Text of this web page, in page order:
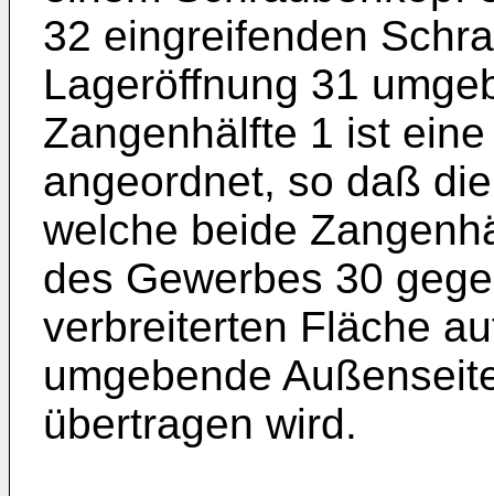
32 eingreifenden
Lageröffnung 31
Zangenhälfte 1 ist
angeordnet, so daß
welche beide
des Gewerbes 30
verbreiterten Fläche
umgebende
übertragen wird.